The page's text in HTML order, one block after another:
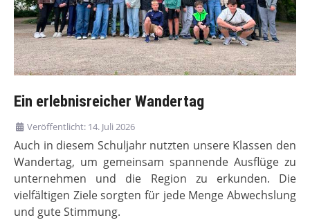
Ein erlebnisreicher Wandertag
Veröffentlicht: 14. Juli 2026
Auch in diesem Schuljahr nutzten unsere Klassen den
Wandertag, um gemeinsam spannende Ausflüge zu
unternehmen und die Region zu erkunden. Die
vielfältigen Ziele sorgten für jede Menge Abwechslung
und gute Stimmung.